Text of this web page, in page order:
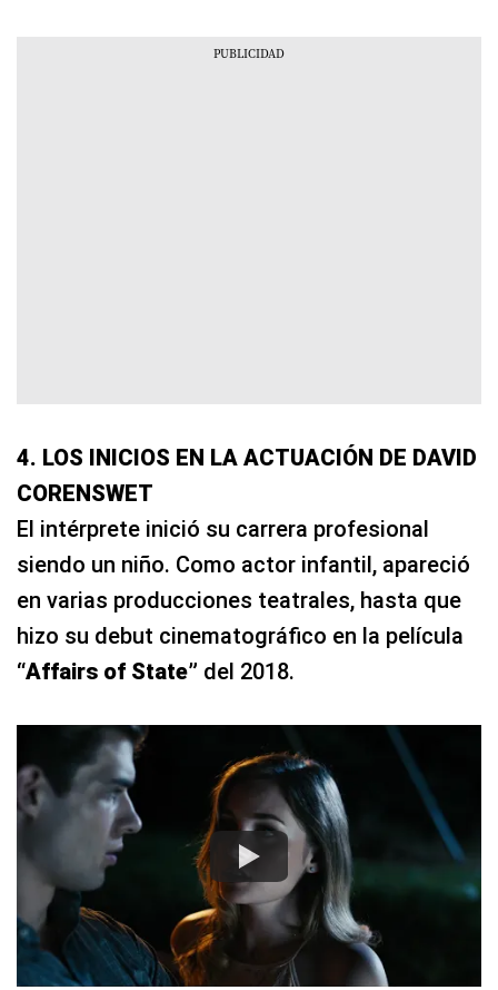
4. LOS INICIOS EN LA ACTUACIÓN DE DAVID
CORENSWET
El intérprete inició su carrera profesional
siendo un niño. Como actor infantil, apareció
en varias producciones teatrales, hasta que
hizo su debut cinematográfico en la película
“Affairs of State” del 2018.